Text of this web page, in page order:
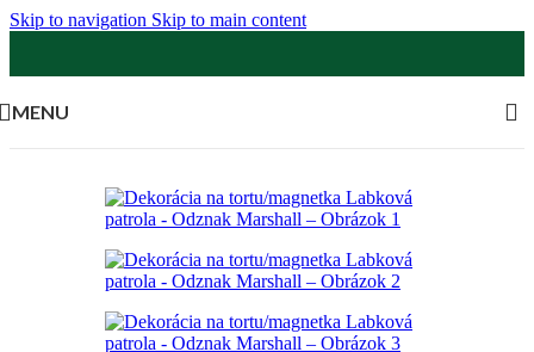
Skip to navigation Skip to main content
MENU